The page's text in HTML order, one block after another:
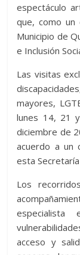
espectáculo
que, como un
Municipio de
e Inclusión
Las visitas
mayores,
lunes 14, 21
diciembre de
acuerdo a un
esta
Los
acceso y